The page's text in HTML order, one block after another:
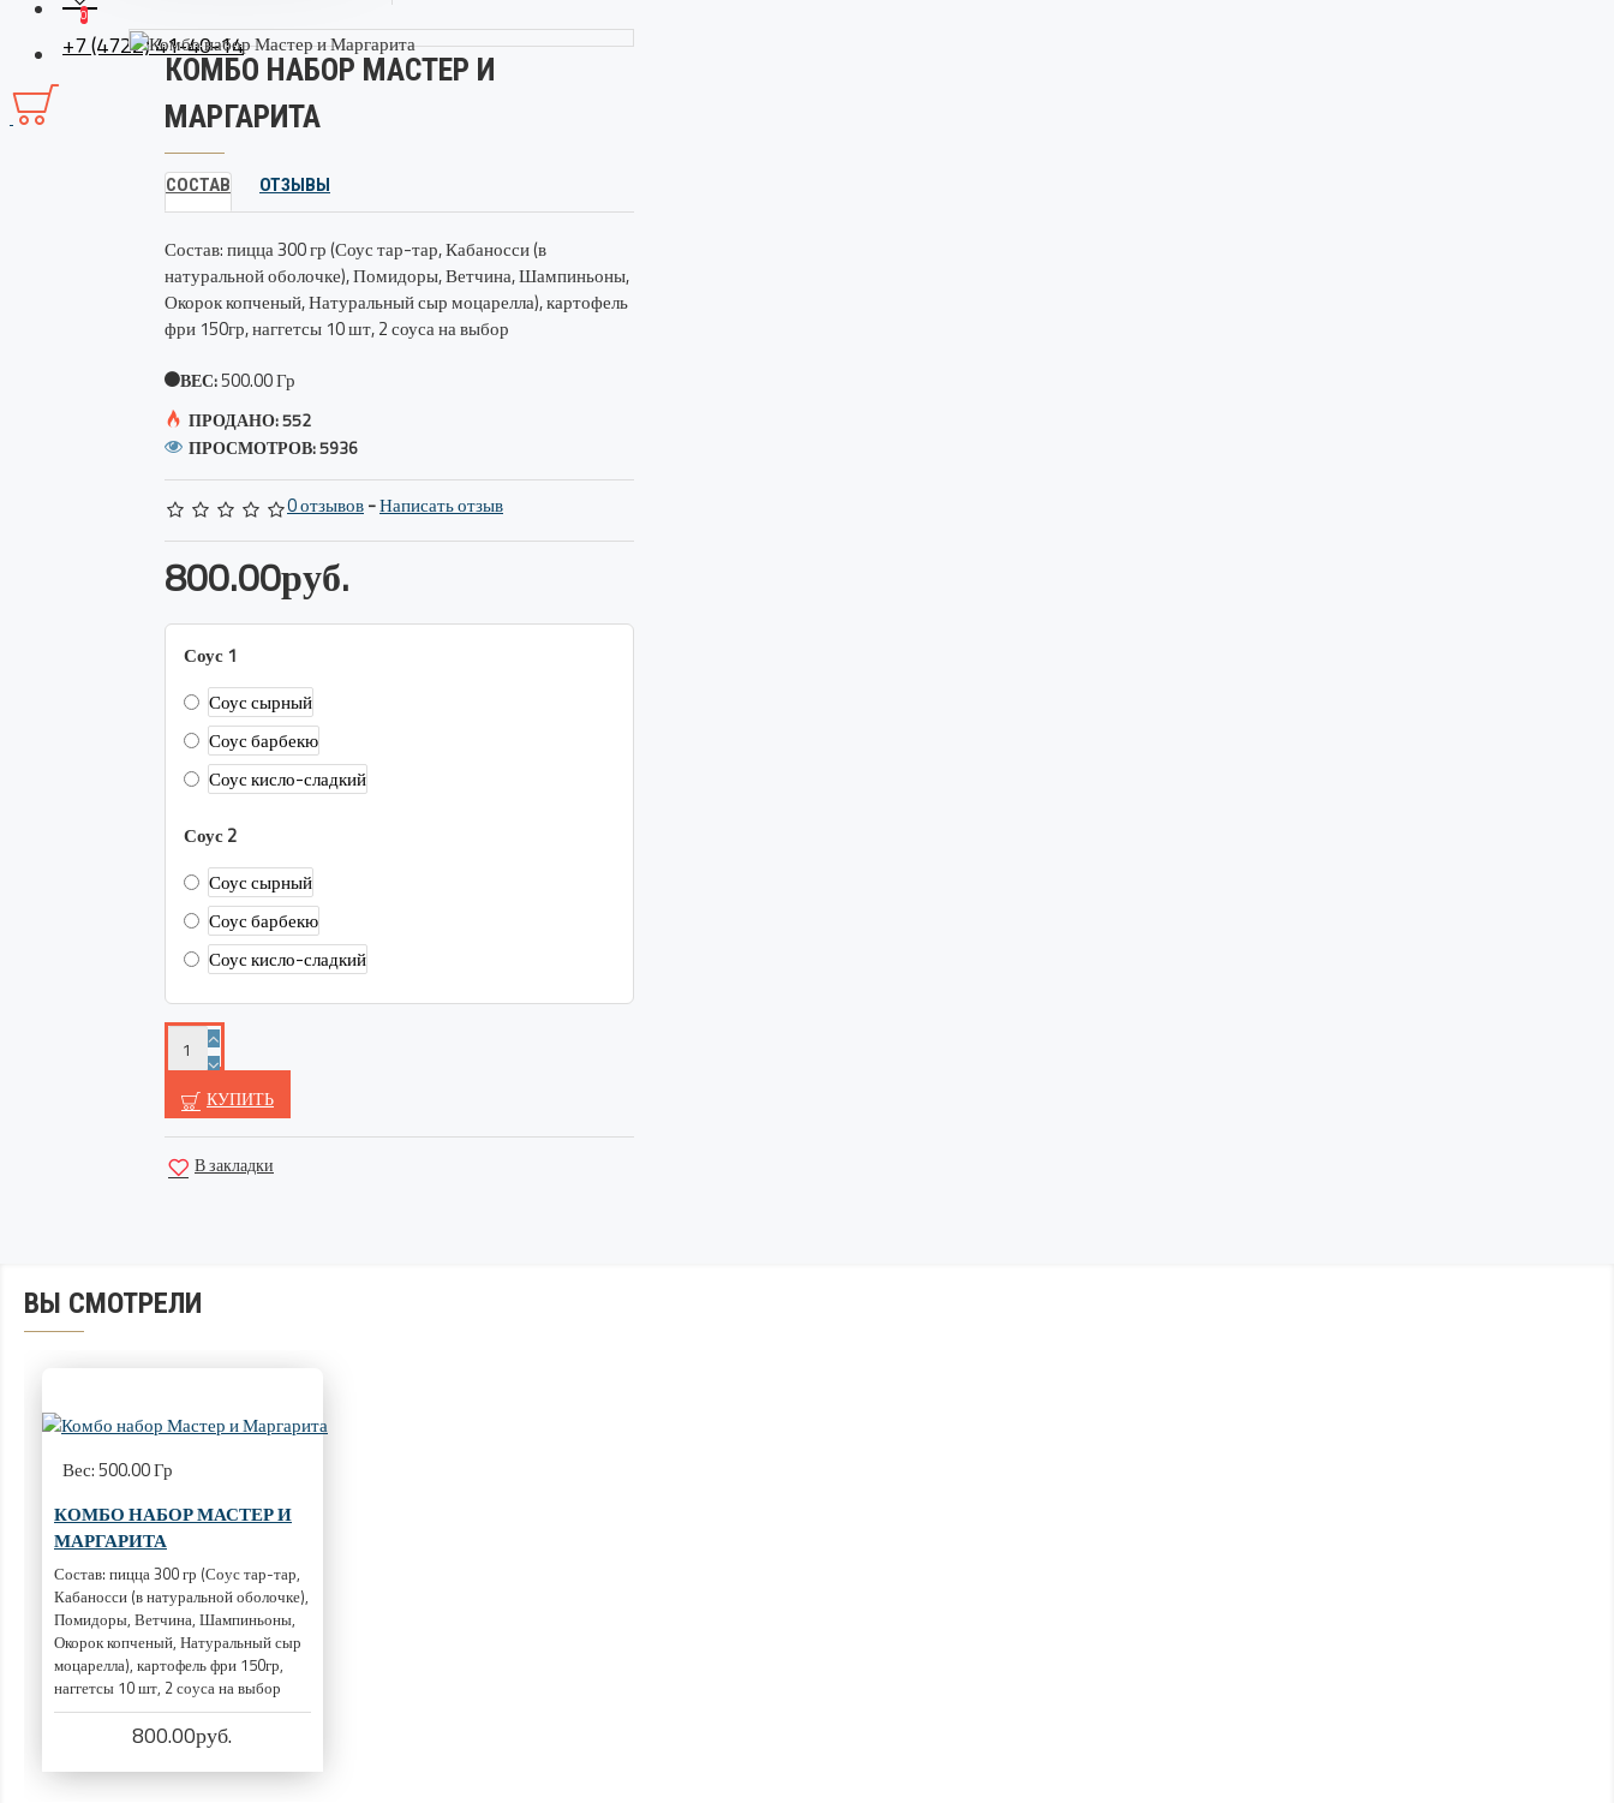
0
+7 (4722) 41-40-14
КОМБО НАБОР МАСТЕР И
МАРГАРИТА
СОСТАВ ОТЗЫВЫ
Состав: пицца 300 гр (Соус тар-тар, Кабаносси (в
натуральной оболочке), Помидоры, Ветчина, Шампиньоны,
Окорок копченый, Натуральный сыр моцарелла), картофель
фри 150гр, наггетсы 10 шт, 2 соуса на выбор
ВЕС:500.00 Гр
ПРОДАНО: 552
ПРОСМОТРОВ: 5936
0 отзывов-Написать отзыв
800.00руб.
Соус 1
Соус сырный
Соус барбекю
Соус кисло-сладкий
Соус 2
Соус сырный
Соус барбекю
Соус кисло-сладкий
КУПИТЬ
В закладки
ВЫ СМОТРЕЛИ
Вес:500.00 Гр
КОМБО НАБОР МАСТЕР И
МАРГАРИТА
Состав: пицца 300 гр (Соус тар-тар,
Кабаносси (в натуральной оболочке),
Помидоры, Ветчина, Шампиньоны,
Окорок копченый, Натуральный сыр
моцарелла), картофель фри 150гр,
наггетсы 10 шт, 2 соуса на выбор
800.00руб.